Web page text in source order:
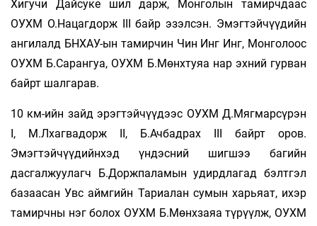
Хигучи Дайсуке шил дарж, Монголын тамирчдаас
ОУХМ О.Нацагдорж III байр эзэлсэн. Эмэгтэйчүүдийн
ангилалд БНХАУ-ын тамирчин Чин Инг Инг, Монголоос
ОУХМ Б.Сарангуа, ОУХМ Б.Мөнхтуяа нар эхний гурван
байрт шалгарав.
10 км-ийн зайд эрэгтэйчүүдээс ОУХМ Д.Мягмарсүрэн
I, М.Лхагвадорж II, Б.Ачбадрах III байрт оров.
Эмэгтэйчүүдийнхэд үндэсний шигшээ багийн
дасгалжуулагч Б.Доржпаламын удирдлагад бэлтгэл
базаасан Увс аймгийн Тариалан сумын харьяат, ихэр
тамирчны нэг болох ОУХМ Б.Мөнхзаяа түрүүлж, ОУХМ